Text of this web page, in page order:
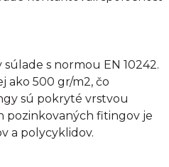
s normou EN 10242.
ako 500 gr/m2, čo
sú pokryté vrstvou
pozinkovaných fitingov je
a polycyklidov.